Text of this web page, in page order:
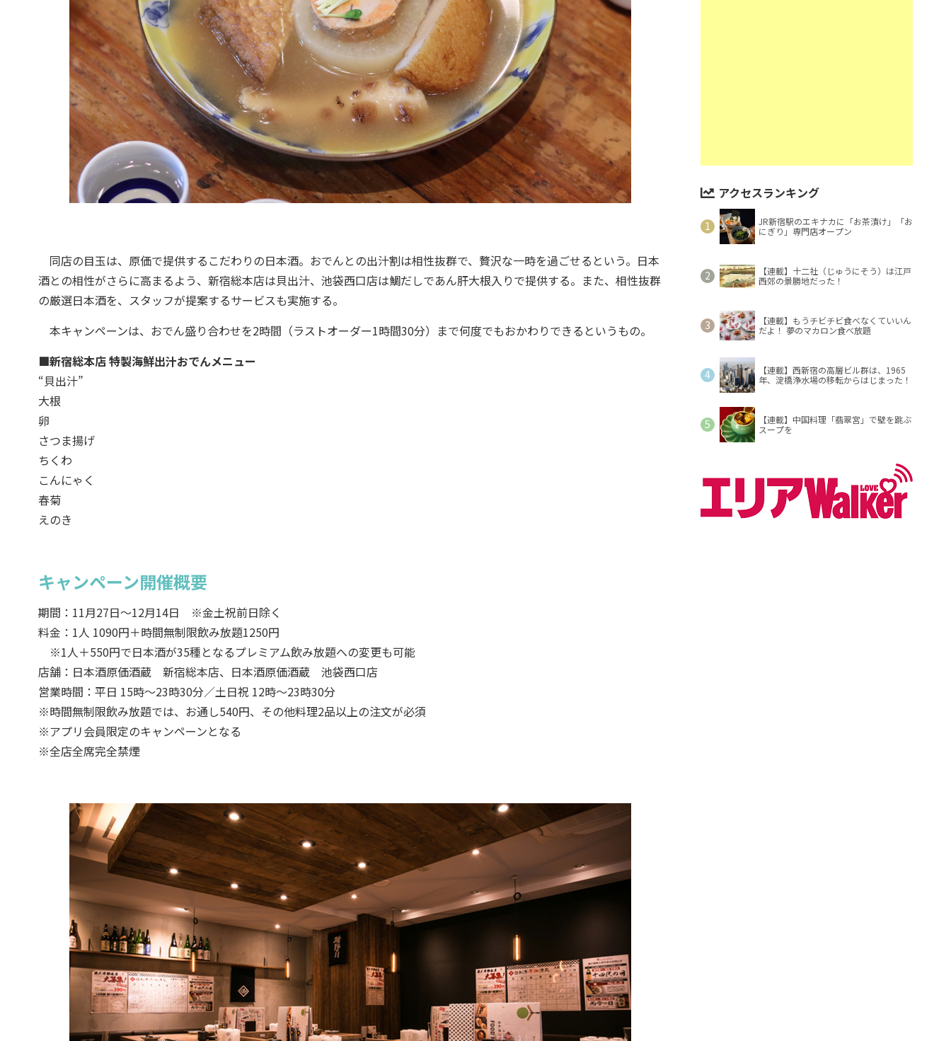
同店の目玉は、原価で提供するこだわりの日本酒。おでんとの出汁割は相性抜群で、贅沢な一時を過ごせるという。日本
酒との相性がさらに高まるよう、新宿総本店は貝出汁、池袋西口店は鯛だしであん肝大根入りで提供する。また、相性抜群
の厳選日本酒を、スタッフが提案するサービスも実施する。
本キャンペーンは、おでん盛り合わせを2時間（ラストオーダー1時間30分）まで何度でもおかわりできるというもの。
■新宿総本店 特製海鮮出汁おでんメニュー
“貝出汁”
大根
卵
さつま揚げ
ちくわ
こんにゃく
春菊
えのき
キャンペーン開催概要
期間：11月27日～12月14日 ※金土祝前日除く
料金：1人 1090円＋時間無制限飲み放題1250円
※1人＋550円で日本酒が35種となるプレミアム飲み放題への変更も可能
店舗：日本酒原価酒蔵 新宿総本店、日本酒原価酒蔵 池袋西口店
営業時間：平日 15時～23時30分／土日祝 12時～23時30分
※時間無制限飲み放題では、お通し540円、その他料理2品以上の注文が必須
※アプリ会員限定のキャンペーンとなる
※全店全席完全禁煙
アクセスランキング
JR新宿駅のエキナカに「お茶漬け」「お
にぎり」専門店オープン
【連載】十二社（じゅうにそう）は江戸
西郊の景勝地だった！
【連載】もうチビチビ食べなくていいん
だよ！ 夢のマカロン食べ放題
【連載】西新宿の高層ビル群は、1965
年、淀橋浄水場の移転からはじまった！
【連載】中国料理「翡翠宮」で壁を跳ぶ
スープを